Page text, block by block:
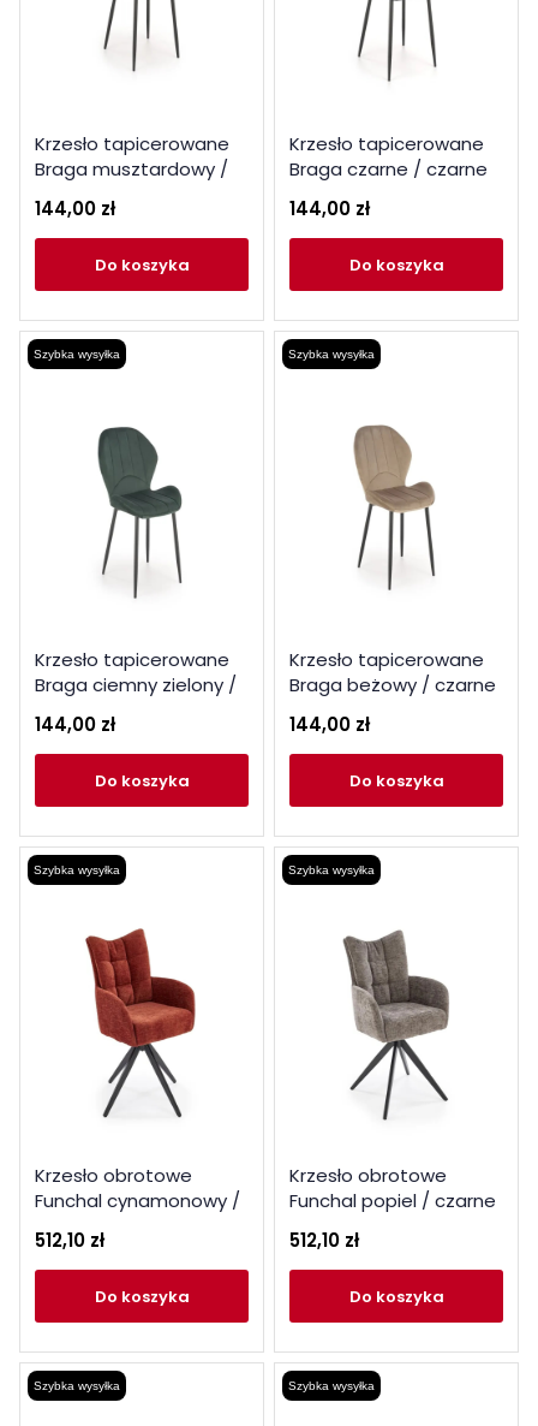
Krzesło tapicerowane
Braga musztardowy /
144,00 zł
do koszyka
Krzesło tapicerowane
Braga czarne / czarne
144,00 zł
do koszyka
Szybka wysyłka
Krzesło tapicerowane
Braga ciemny zielony /
144,00 zł
do koszyka
Szybka wysyłka
Krzesło tapicerowane
Braga beżowy / czarne
144,00 zł
do koszyka
Szybka wysyłka
Krzesło obrotowe
Funchal cynamonowy /
512,10 zł
do koszyka
Szybka wysyłka
Krzesło obrotowe
Funchal popiel / czarne
512,10 zł
do koszyka
Szybka wysyłka Szybka wysyłka